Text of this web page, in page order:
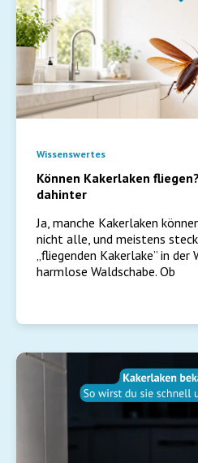
Können Kakerlaken
dahinter
Ja, manche Kakerlaken
nicht alle, und meistens
„fliegenden Kakerlake” in der
harmlose Waldschabe. Ob
Wissenswertes